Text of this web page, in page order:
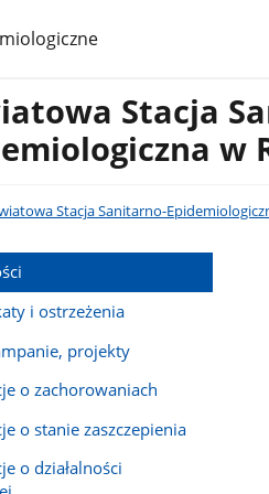
Stacja
w
Stacja Sanitarno-
i ostrzeżenia
projekty
o zachorowaniach
o stanie zaszczepienia
o działalności